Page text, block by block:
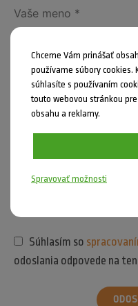
Súhlasím so
odoslania odpovede na
Chceme Vám prinášať
používame súbory cookies.
súhlasíte s používaním
touto webovou stránkou
obsahu a reklamy.
Spravovať možnosti